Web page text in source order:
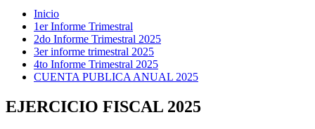
Inicio
1er Informe Trimestral
2do Informe Trimestral 2025
3er informe trimestral 2025
4to Informe Trimestral 2025
CUENTA PUBLICA ANUAL 2025
EJERCICIO FISCAL 2025